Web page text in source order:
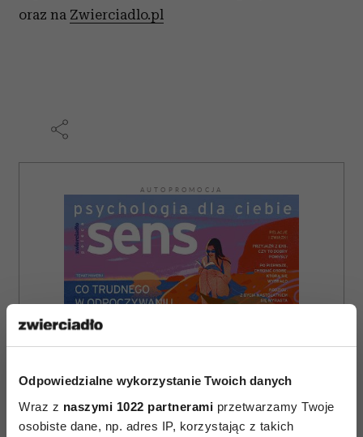
Odpowiedzialne wykorzystanie Twoich danych
Wraz z naszymi 1022 partnerami przetwarzamy Twoje
osobiste dane, np. adres IP, korzystając z takich
oraz na Zwierciadlo.pl
AUTOPROMOCJA